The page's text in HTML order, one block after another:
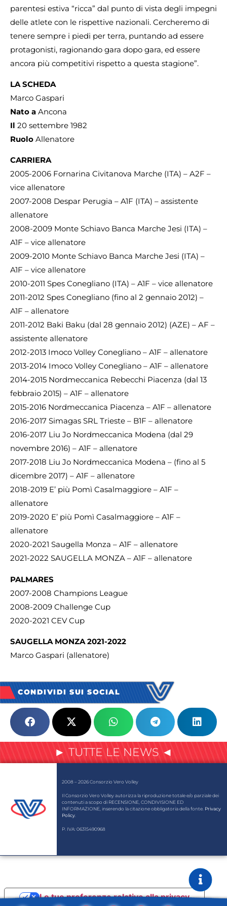
parentesi estiva “ricca” dal punto di vista degli impegni
delle atlete con le rispettive nazionali. Cercheremo di
tenere sempre i piedi per terra, puntando ad essere
protagonisti, ragionando gara dopo gara, ed essere
ancora più competitivi rispetto a questa stagione”.
LA SCHEDA
Marco Gaspari
Nato a Ancona
Il 20 settembre 1982
Ruolo Allenatore
CARRIERA
2005-2006 Fornarina Civitanova Marche (ITA) – A2F –
vice allenatore
2007-2008 Despar Perugia – A1F (ITA) – assistente
allenatore
2008-2009 Monte Schiavo Banca Marche Jesi (ITA) –
A1F – vice allenatore
2009-2010 Monte Schiavo Banca Marche Jesi (ITA) –
A1F – vice allenatore
2010-2011 Spes Conegliano (ITA) – A1F – vice allenatore
2011-2012 Spes Conegliano (fino al 2 gennaio 2012) –
A1F – allenatore
2011-2012 Baki Baku (dal 28 gennaio 2012) (AZE) – AF –
assistente allenatore
2012-2013 Imoco Volley Conegliano – A1F – allenatore
2013-2014 Imoco Volley Conegliano – A1F – allenatore
2014-2015 Nordmeccanica Rebecchi Piacenza (dal 13
febbraio 2015) – A1F – allenatore
2015-2016 Nordmeccanica Piacenza – A1F – allenatore
2016-2017 Simagas SRL Trieste – B1F – allenatore
2016-2017 Liu Jo Nordmeccanica Modena (dal 29
novembre 2016) – A1F – allenatore
2017-2018 Liu Jo Nordmeccanica Modena – (fino al 5
dicembre 2017) – A1F – allenatore
2018-2019 E’ più Pomì Casalmaggiore – A1F –
allenatore
2019-2020 E’ più Pomì Casalmaggiore – A1F –
allenatore
2020-2021 Saugella Monza – A1F – allenatore
2021-2022 SAUGELLA MONZA – A1F – allenatore
PALMARES
2007-2008 Champions League
2008-2009 Challenge Cup
2020-2021 CEV Cup
SAUGELLA MONZA 2021-2022
Marco Gaspari (allenatore)
CONDIVIDI SUI SOCIAL
► TUTTE LE NEWS ◄
2008 – 2026 Consorzio Vero Volley
Il Consorzio Vero Volley autorizza la riproduzione totale e/o parziale dei
contenuti a scopo di RECENSIONE, CONDIVISIONE ED
INFORMAZIONE, inserendo la citazione obbligatoria della fonte. Privacy
Policy
P. IVA: 06315490968
Le tue preferenze relative alla privacy